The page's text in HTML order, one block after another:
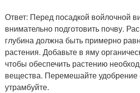
Ответ: Перед посадкой войлочной
внимательно подготовить почву.
глубина должна быть примерно
растения. Добавьте в яму
чтобы обеспечить растению
вещества. Перемешайте
утрамбуйте.